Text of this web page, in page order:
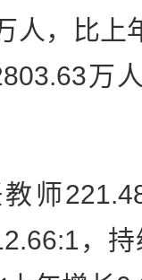
人，比上
万
，